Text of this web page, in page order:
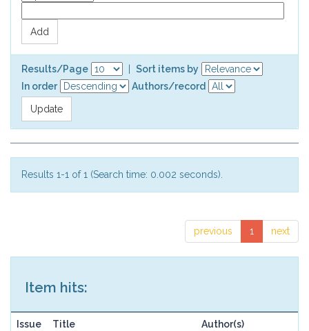
Results/Page
Sort items by
In order
Authors/record
Results 1-1 of 1 (Search time: 0.002 seconds).
previous 1 next
Item hits:
Issue Title Author(s)